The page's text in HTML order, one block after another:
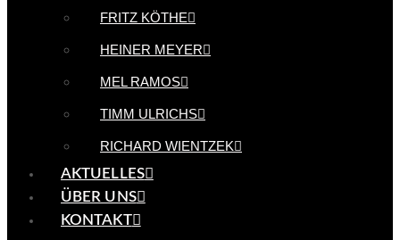
FRITZ KÖTHE
HEINER MEYER
MEL RAMOS
TIMM ULRICHS
RICHARD WIENTZEK
AKTUELLES
ÜBER UNS
KONTAKT